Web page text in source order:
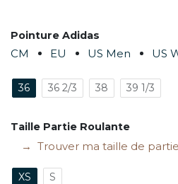
Pointure Adidas
CM EU US Men
US
36 36 2/3 38 39 1/3
Taille Partie Roulante
Trouver ma taille de
XS S